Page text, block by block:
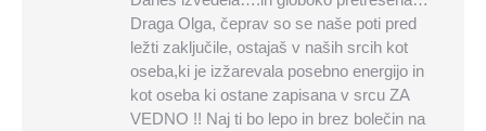
Draga Olga, čeprav so se naše poti pred
ležti zaključile, ostajaš v naših srcih kot
oseba,ki je izžarevala posebno energijo in
kot oseba ki ostane zapisana v srcu ZA
VEDNO !! Naj ti bo lepo in brez bolečin na